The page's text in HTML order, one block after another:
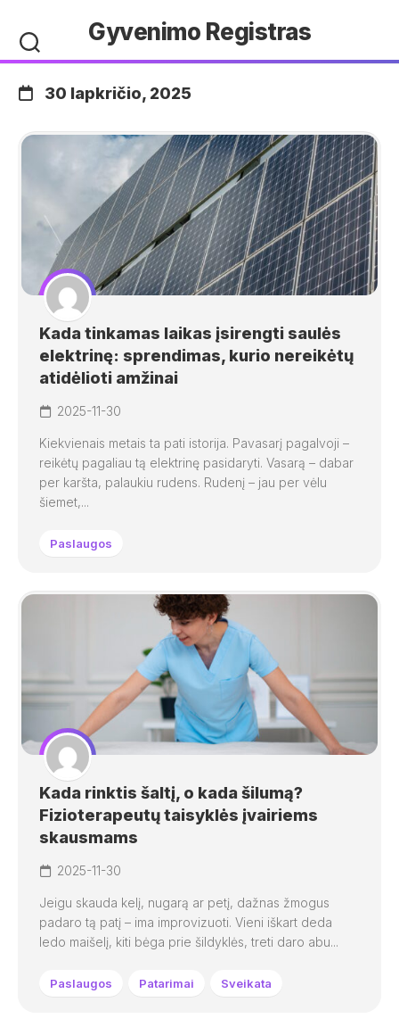
content
Gyvenimo Registras
30 lapkričio, 2025
Kada tinkamas laikas įsirengti saulės
elektrinę: sprendimas, kurio nereikėtų
atidėlioti amžinai
2025-11-30
Kiekvienais metais ta pati istorija. Pavasarį pagalvoji –
reikėtų pagaliau tą elektrinę pasidaryti. Vasarą – dabar
per karšta, palaukiu rudens. Rudenį – jau per vėlu
šiemet,...
Paslaugos
Kada rinktis šaltį, o kada šilumą?
Fizioterapeutų taisyklės įvairiems
skausmams
2025-11-30
Jeigu skauda kelį, nugarą ar petį, dažnas žmogus
padaro tą patį – ima improvizuoti. Vieni iškart deda
ledo maišelį, kiti bėga prie šildyklės, treti daro abu...
Paslaugos Patarimai Sveikata